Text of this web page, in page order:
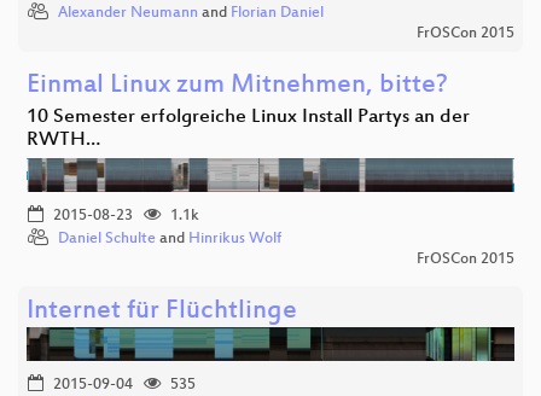
Alexander Neumann and Florian Daniel
FrOSCon 2015
Einmal Linux zum Mitnehmen, bitte?
10 Semester erfolgreiche Linux Install Partys an der
RWTH…
2015-08-23
1.1k
Daniel Schulte and Hinrikus Wolf
FrOSCon 2015
Internet für Flüchtlinge
2015-09-04
535